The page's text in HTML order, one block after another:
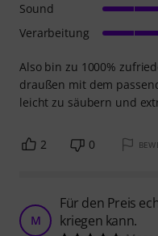
Also bin zu 1000%
draußen mit dem
leicht zu säubern und
Sound
Verarbeitung
2 0
M
Für den Preis
kriegen kann.